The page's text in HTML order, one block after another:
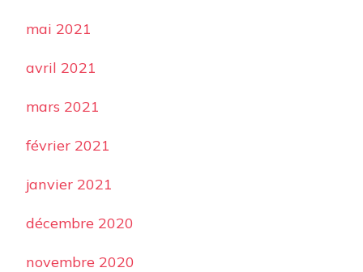
mai 2021
avril 2021
mars 2021
février 2021
janvier 2021
décembre 2020
novembre 2020